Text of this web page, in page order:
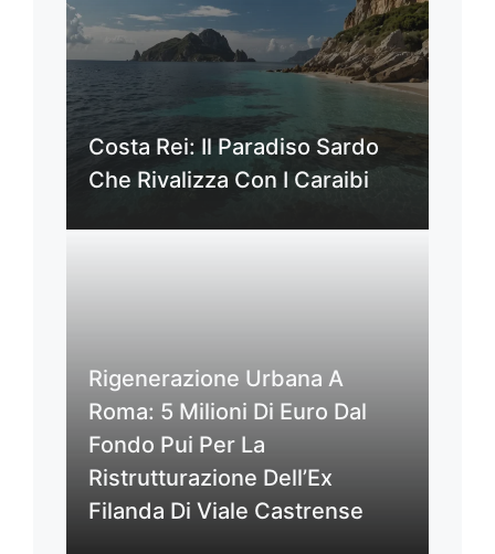
Costa Rei: Il Paradiso Sardo
Che Rivalizza Con I Caraibi
Rigenerazione Urbana A
Roma: 5 Milioni Di Euro Dal
Fondo Pui Per La
Ristrutturazione Dell’Ex
Filanda Di Viale Castrense